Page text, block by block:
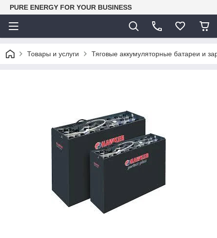
PURE ENERGY FOR YOUR BUSINESS
Товары и услуги Тяговые аккумуляторные батареи и